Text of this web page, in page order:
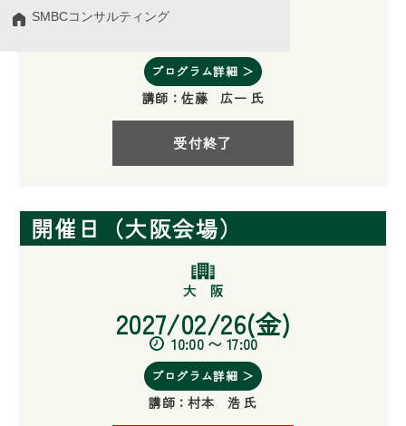
SMBCコンサルティング2026/07/23(木)
プログラム詳細 ＞
講師：佐藤 広一 氏
受付終了
開催日（大阪会場）
2027/02/26(金)
10:00 〜 17:00
プログラム詳細 ＞
講師：村本 浩 氏